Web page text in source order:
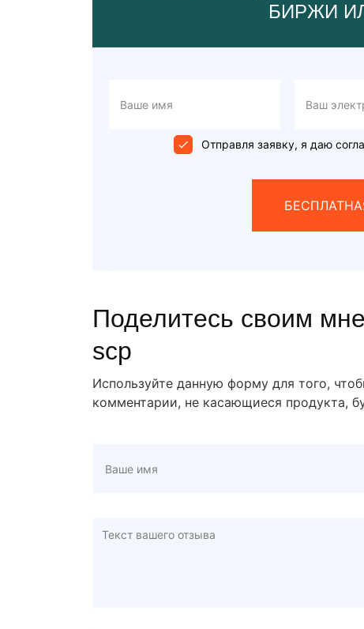
БИРЖИ
Отправля заявку, я даю
Поделитесь своим
scp
Используйте данную форму для того,
комментарии, не касающиеся продукта,